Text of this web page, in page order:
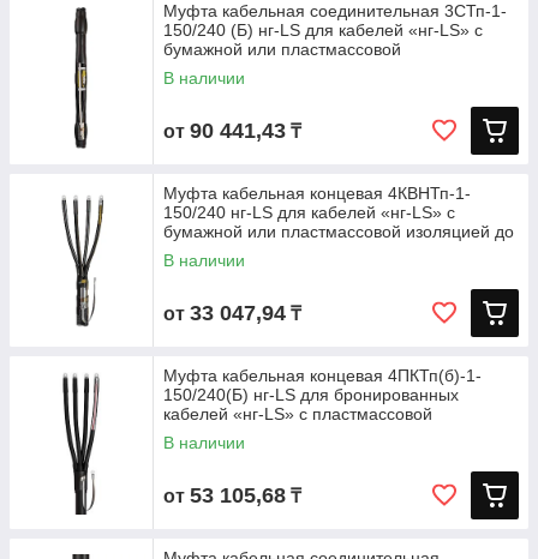
Муфта кабельная соединительная 3СТп-1-
150/240 (Б) нг-LS для кабелей «нг-LS» с
бумажной или пластмассовой
В наличии
от 90 441,43 ₸
Муфта кабельная концевая 4КВНТп-1-
150/240 нг-LS для кабелей «нг-LS» с
бумажной или пластмассовой изоляцией до
В наличии
от 33 047,94 ₸
Муфта кабельная концевая 4ПКТп(б)-1-
150/240(Б) нг-LS для бронированных
кабелей «нг-LS» с пластмассовой
В наличии
от 53 105,68 ₸